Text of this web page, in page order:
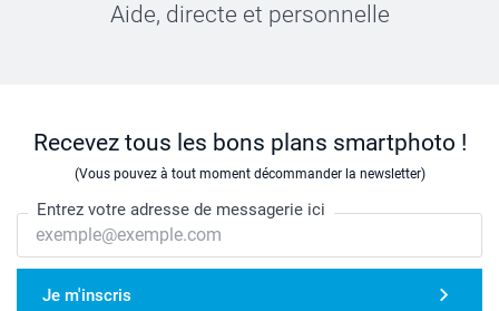
Aide, directe et personnelle
Recevez tous les bons plans smartphoto !
(Vous pouvez à tout moment décommander la newsletter)
Entrez votre adresse de messagerie ici
Je m'inscris